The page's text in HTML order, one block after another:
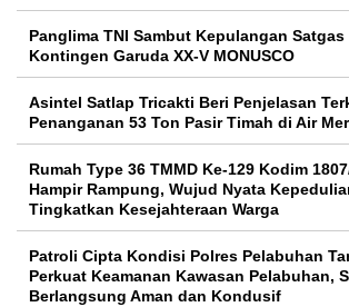
Panglima TNI Sambut Kepulangan Satgas
Kontingen Garuda XX-V MONUSCO
Asintel Satlap Tricakti Beri Penjelasan
Penanganan 53 Ton Pasir Timah di Air
Rumah Type 36 TMMD Ke-129 Kodim
Hampir Rampung, Wujud Nyata
Tingkatkan Kesejahteraan Warga
Patroli Cipta Kondisi Polres Pelabuhan
Perkuat Keamanan Kawasan Pelabuhan,
Berlangsung Aman dan Kondusif